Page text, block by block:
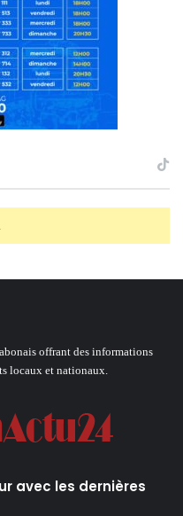
offrant des informations
locaux et nationaux.
avec les dernières